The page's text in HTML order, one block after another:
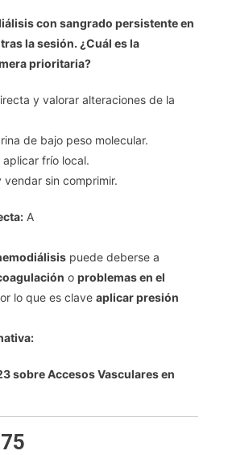
con sangrado persistente en
la sesión. ¿Cuál es la
prioritaria?
y valorar alteraciones de la
de bajo peso molecular.
frío local.
vendar sin comprimir.
A
puede deberse a
oproblemas en el
lo que es claveaplicar presión
sobre Accesos Vasculares en